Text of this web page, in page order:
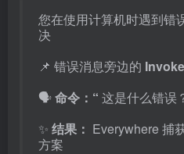
您在使用计算机时遇到错
决
📌 错误消息旁边的
🗣️命令：“ 这是什么错误
✨ 结果： Everywhere 捕
方案